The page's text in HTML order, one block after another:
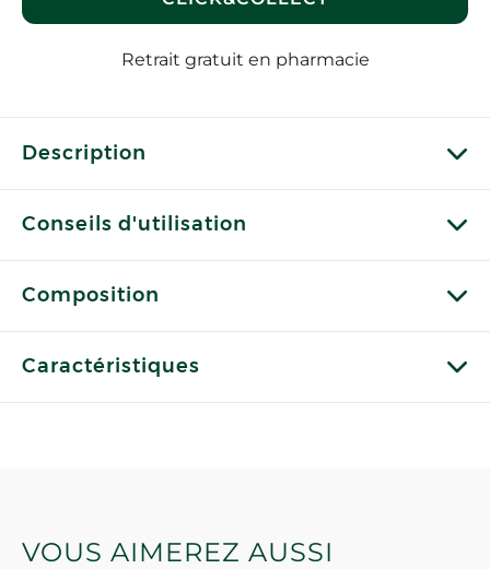
Retrait gratuit en pharmacie
Description
Conseils d'utilisation
Composition
Caractéristiques
VOUS AIMEREZ AUSSI